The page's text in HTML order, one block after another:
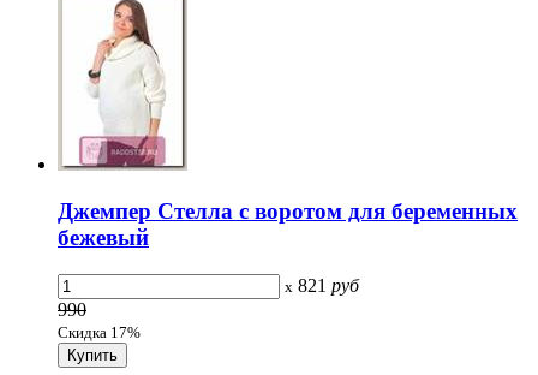
Джемпер Стелла с воротом для беременных
бежевый
x 821 руб
990
Скидка 17%